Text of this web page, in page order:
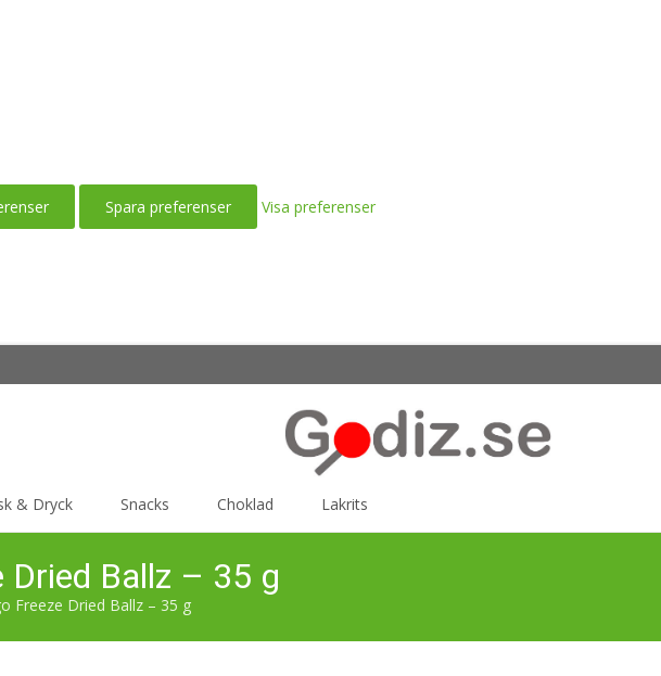
Spara preferenser Visa preferenser
& Dryck Snacks Choklad Lakrits
Dried Ballz – 35 g
Freeze Dried Ballz – 35 g